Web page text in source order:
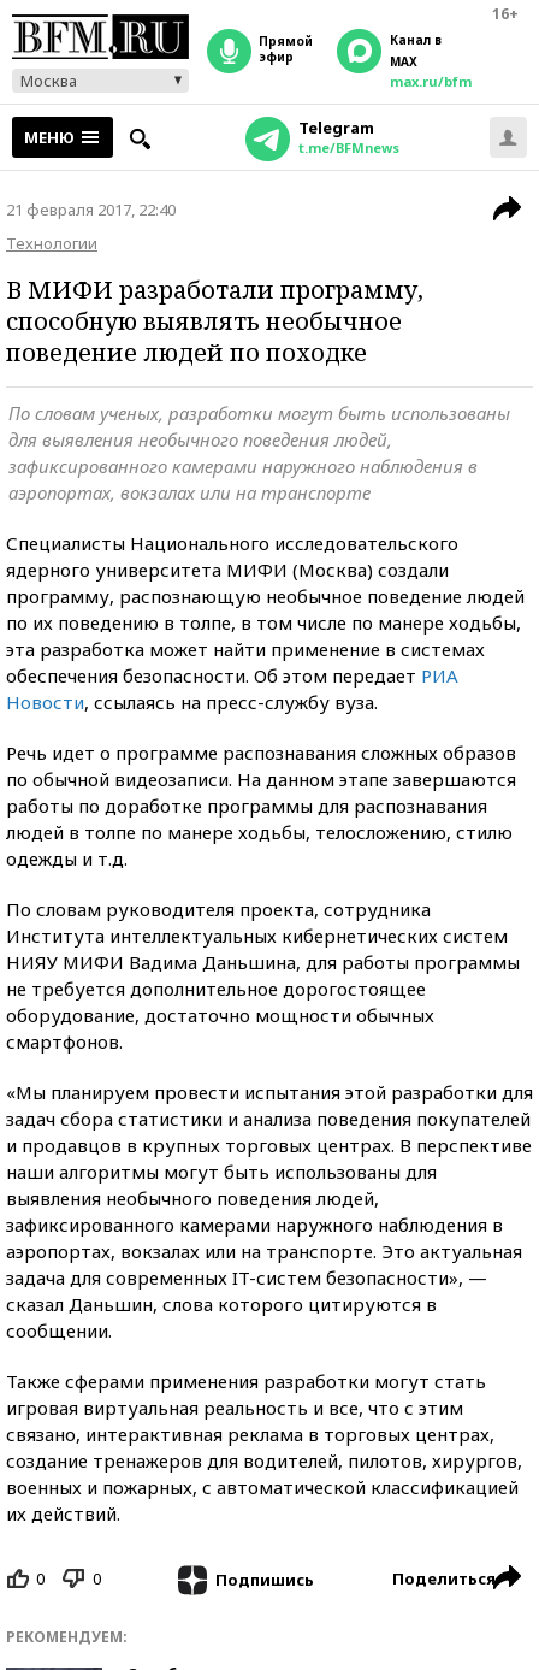
16+
Москва
прямой
эфир
Канал в
MAX
max.ru/bfm
МЕНЮ Telegram
t.me/BFMnews
21 февраля 2017, 22:40
Технологии
В МИФИ разработали программу,
способную выявлять необычное
поведение людей по походке
По словам ученых, разработки могут быть использованы
для выявления необычного поведения людей,
зафиксированного камерами наружного наблюдения в
аэропортах, вокзалах или на транспорте
Специалисты Национального исследовательского
ядерного университета МИФИ (Москва) создали
программу, распознающую необычное поведение людей
по их поведению в толпе, в том числе по манере ходьбы,
эта разработка может найти применение в системах
обеспечения безопасности. Об этом передает РИА
Новости, ссылаясь на пресс-службу вуза.
Речь идет о программе распознавания сложных образов
по обычной видеозаписи. На данном этапе завершаются
работы по доработке программы для распознавания
людей в толпе по манере ходьбы, телосложению, стилю
одежды и т.д.
По словам руководителя проекта, сотрудника
Института интеллектуальных кибернетических систем
НИЯУ МИФИ Вадима Даньшина, для работы программы
не требуется дополнительное дорогостоящее
оборудование, достаточно мощности обычных
смартфонов.
«Мы планируем провести испытания этой разработки для
задач сбора статистики и анализа поведения покупателей
и продавцов в крупных торговых центрах. В перспективе
наши алгоритмы могут быть использованы для
выявления необычного поведения людей,
зафиксированного камерами наружного наблюдения в
аэропортах, вокзалах или на транспорте. Это актуальная
задача для современных IT-систем безопасности», —
сказал Даньшин, слова которого цитируются в
сообщении.
Также сферами применения разработки могут стать
игровая виртуальная реальность и все, что с этим
связано, интерактивная реклама в торговых центрах,
создание тренажеров для водителей, пилотов, хирургов,
военных и пожарных, с автоматической классификацией
их действий.
0 0 Подпишись Поделиться
РЕКОМЕНДУЕМ: